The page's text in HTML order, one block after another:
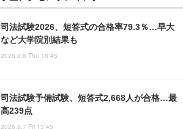
司法試験2026、短答式の合格率79.3％…早大
など大学院別結果も
2026.8.6 Thu 18:45
司法試験予備試験、短答式2,668人が合格…最
高239点
2026.8.7 Fri 13:45